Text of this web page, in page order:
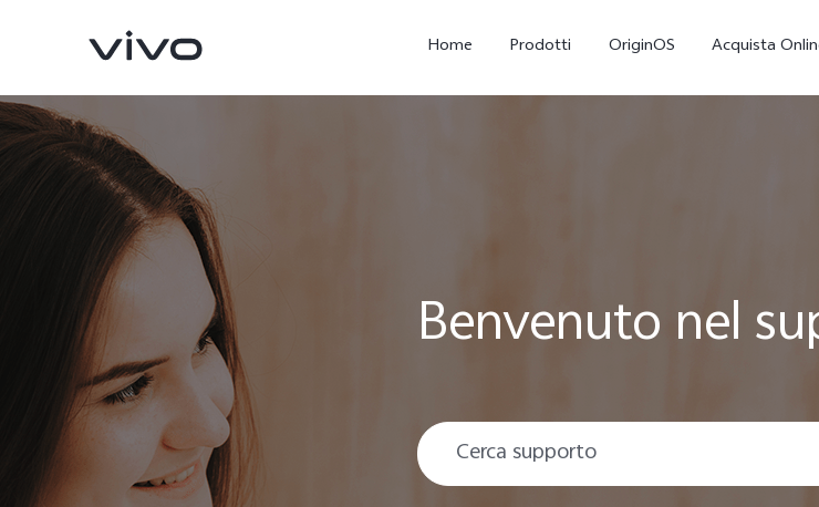
Home Prodotti OriginOS Acquista
X300 Ultra nuovo Benvenuto nel